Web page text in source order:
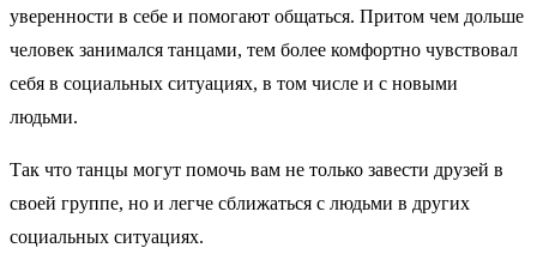
уверенности в себе и помогают общаться. Притом чем дольше
человек занимался танцами, тем более комфортно чувствовал
себя в социальных ситуациях, в том числе и с новыми
людьми.
Так что танцы могут помочь вам не только завести друзей в
своей группе, но и легче сближаться с людьми в других
социальных ситуациях.